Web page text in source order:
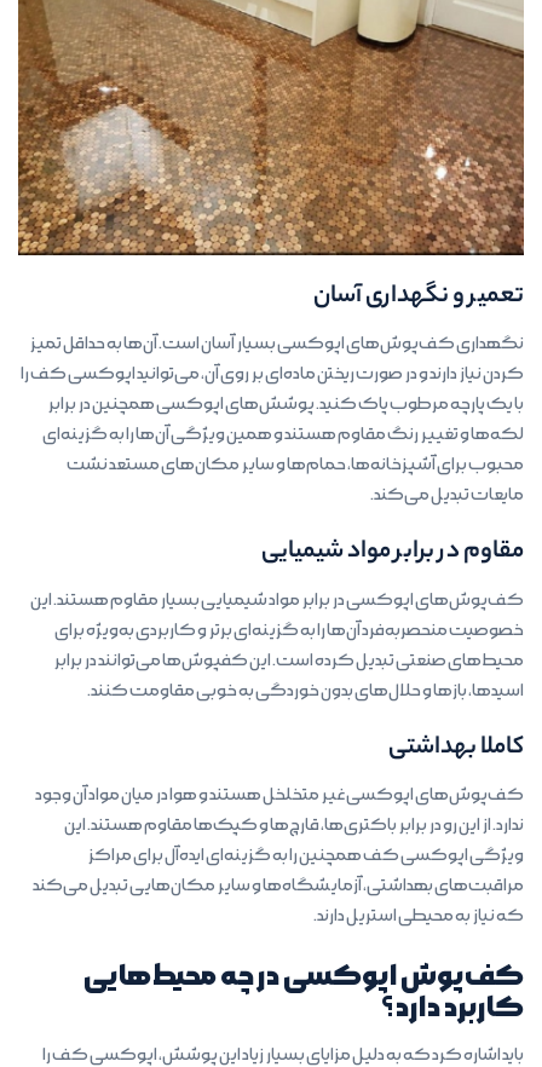
تعمیر و نگهداری آسان
نگهداری کف‌پوش‌های اپوکسی بسیار آسان است. آن‌ها به حداقل تمیز
کردن نیاز دارند و در صورت ریختن ماده‌ای بر روی آن، می‌توانید اپوکسی کف را
با یک پارچه مرطوب پاک کنید. پوشش‌های اپوکسی همچنین در برابر
لکه‌ها و تغییر رنگ مقاوم هستند و همین ویژگی آن‌ها را به گزینه‌ای
محبوب برای آشپزخانه‌ها، حمام‌ها و سایر مکان‌های مستعد نشت
مایعات تبدیل می‌کند.
مقاوم در برابر مواد شیمیایی
کف‌پوش‌های اپوکسی در برابر مواد شیمیایی بسیار مقاوم هستند. این
خصوصیت منحصربه‌فرد آن‌ها را به گزینه‌ای برتر و کاربردی به‌ویژه برای
محیط‌های صنعتی تبدیل کرده است. این کفپوش‌ها می‌توانند در برابر
اسیدها، بازها و حلال‌های بدون خوردگی به خوبی مقاومت کنند.
کاملا بهداشتی
کف‌پوش‌های اپوکسی غیر متخلخل هستند و هوا در میان مواد آن وجود
ندارد. از این رو در برابر باکتری‌ها، قارچ‌ها و کپک‌ها مقاوم هستند. این
ویژگی اپوکسی کف همچنین را به گزینه‌ای ایده‌آل برای مراکز
مراقبت‌های بهداشتی، آزمایشگاه‌ها و سایر مکان‌هایی تبدیل می‌کند
که نیاز به محیطی استریل دارند.
کف‌پوش اپوکسی در چه محیط‌هایی
کاربرد دارد؟
باید اشاره کرد که به دلیل مزایای بسیار زیاد این پوشش‌، اپوکسی کف را